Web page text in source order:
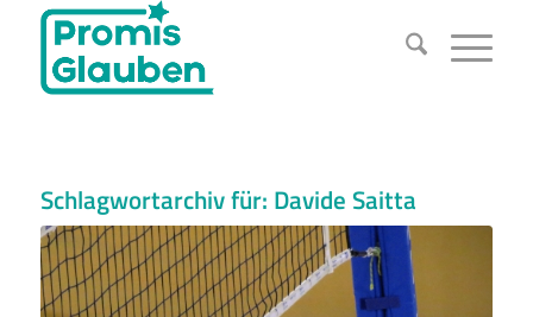
Schlagwortarchiv für: Davide Saitta